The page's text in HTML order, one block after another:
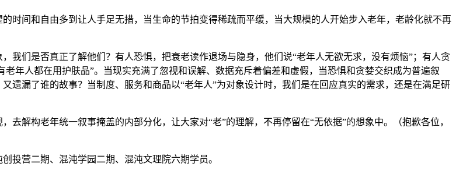
时间和自由多到让人手足无措，当生命的节拍变得稀疏而平缓，当大规模的人开始步入老年，老龄化就不再
我们是否真正了解他们？有人恐惧，把衰老读作退场与隐身，他们说“老年人无欲无求，没有烦恼”；有人贪
年人都在用护肤品”。当现实充满了忽视和误解、数据充斥着偏差和虚假，当恐惧和贪婪交织成为普遍叙
遗漏了谁的故事？当制度、服务和商品以“老年人”为对象设计时，我们是在回应真实的需求，还是在满足研
解构老年统一叙事掩盖的内部分化，让大家对“老”的理解，不再停留在“无依据”的想象中。（抱歉各位，
投营二期、混沌学园二期、混沌文理院六期学员。